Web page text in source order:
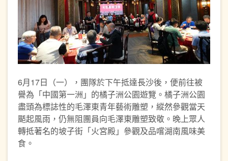
6月17日（一），團隊於下午抵達長沙後，便前往被
譽為「中國第一洲」的橘子洲公園遊覽。橘子洲公園
盡頭為標誌性的毛澤東青年藝術雕塑，縱然參觀當天
颳起風雨，仍無阻團員向毛澤東雕塑致敬。晚上眾人
轉抵著名的坡子街「火宮殿」參觀及品嚐湖南風味美
食。